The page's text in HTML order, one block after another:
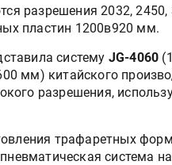
разрешения 2032,
пластин 1200в920 мм.
систему JG-4060
мм) китайского
разрешения,
трафаретных
система